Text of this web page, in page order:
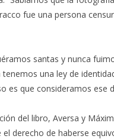
fue una persona
santas y nunca
una ley de
es que consideramos ese
del libro, Aversa y
derecho de haberse